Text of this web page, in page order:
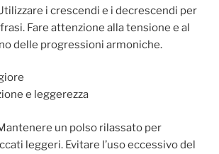
i crescendi e i decrescendi per
Fare attenzione alla tensione e al
delle progressioni armoniche.
e leggerezza
un polso rilassato per
leggeri. Evitare l’uso eccessivo del